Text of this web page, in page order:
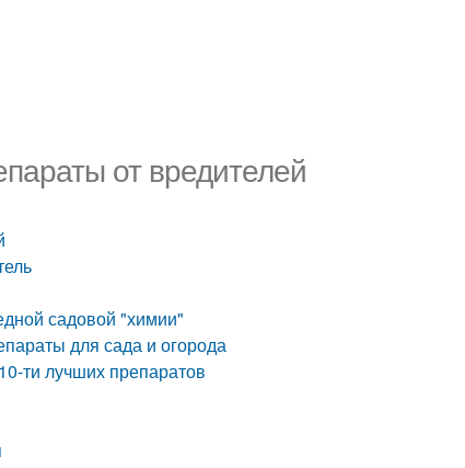
от вредителей
садовой "химии"
для сада и огорода
ти лучших препаратов